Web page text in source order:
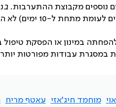
ב
במינון או הפסקת
במסגרת עבודות מפורטות
מוחמד חיג'אזי עאטף מריח